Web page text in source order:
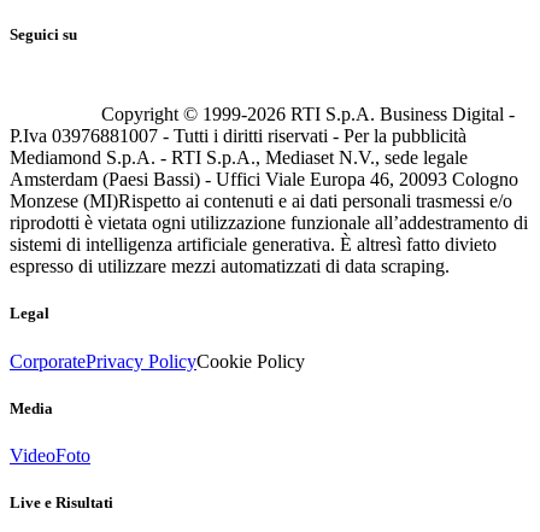
Seguici su
Copyright © 1999-2026 RTI S.p.A. Business Digital -
P.Iva 03976881007 - Tutti i diritti riservati - Per la pubblicità
Mediamond S.p.A. - RTI S.p.A., Mediaset N.V., sede legale
Amsterdam (Paesi Bassi) - Uffici Viale Europa 46, 20093 Cologno
Monzese (MI)Rispetto ai contenuti e ai dati personali trasmessi e/o
riprodotti è vietata ogni utilizzazione funzionale all’addestramento di
sistemi di intelligenza artificiale generativa. È altresì fatto divieto
espresso di utilizzare mezzi automatizzati di data scraping.
Legal
CorporatePrivacy PolicyCookie Policy
Media
VideoFoto
Live e Risultati